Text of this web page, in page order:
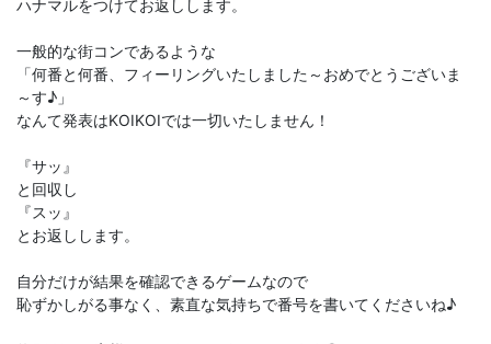
ハナマルをつけてお返しします。
一般的な街コンであるような
「何番と何番、フィーリングいたしました～おめでとうございま
～す♪」
なんて発表はKOIKOIでは一切いたしません！
『サッ』
と回収し
『スッ』
とお返しします。
自分だけが結果を確認できるゲームなので
恥ずかしがる事なく、素直な気持ちで番号を書いてくださいね♪